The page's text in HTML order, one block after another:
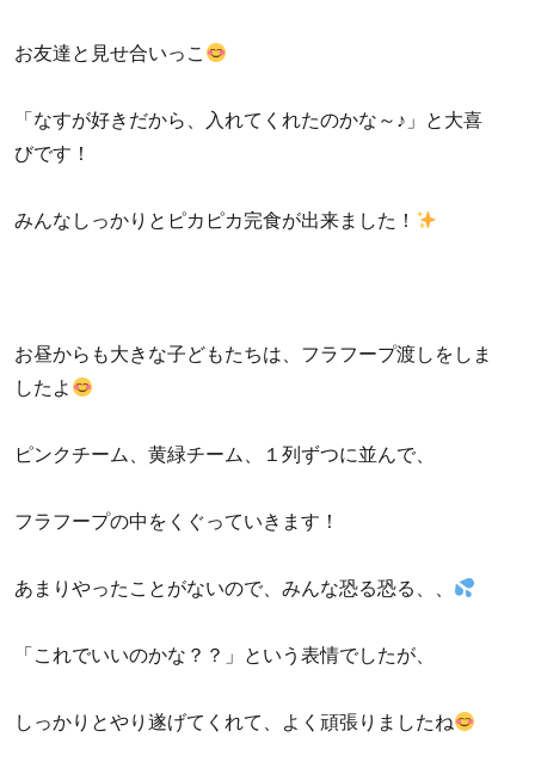
お友達と見せ合いっこ
「なすが好きだから、入れてくれたのかな～♪」と大喜
びです！
みんなしっかりとピカピカ完食が出来ました！
お昼からも大きな子どもたちは、フラフープ渡しをしま
したよ
ピンクチーム、黄緑チーム、１列ずつに並んで、
フラフープの中をくぐっていきます！
あまりやったことがないので、みんな恐る恐る、、
「これでいいのかな？？」という表情でしたが、
しっかりとやり遂げてくれて、よく頑張りましたね